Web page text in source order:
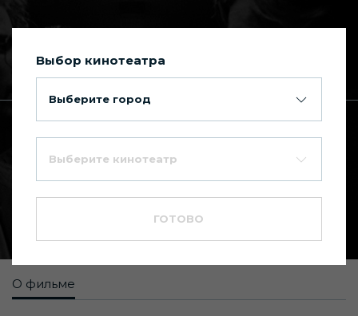
Контроль 7.4
О фильме
Выбор кинотеатра
Выберите город
Выберите кинотеатр
ГОТОВО